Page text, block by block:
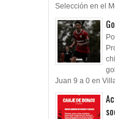
Selección en el
Juan 9 a 0 en